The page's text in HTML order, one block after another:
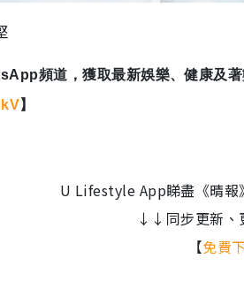
頻道，獲取最新娛樂、健康及著
】
U Lifestyle App睇盡《晴報
↓↓同步更新
【免費